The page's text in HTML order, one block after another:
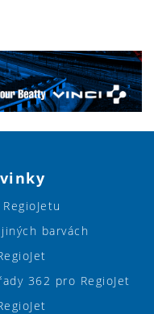
barvách
362 pro RegioJet